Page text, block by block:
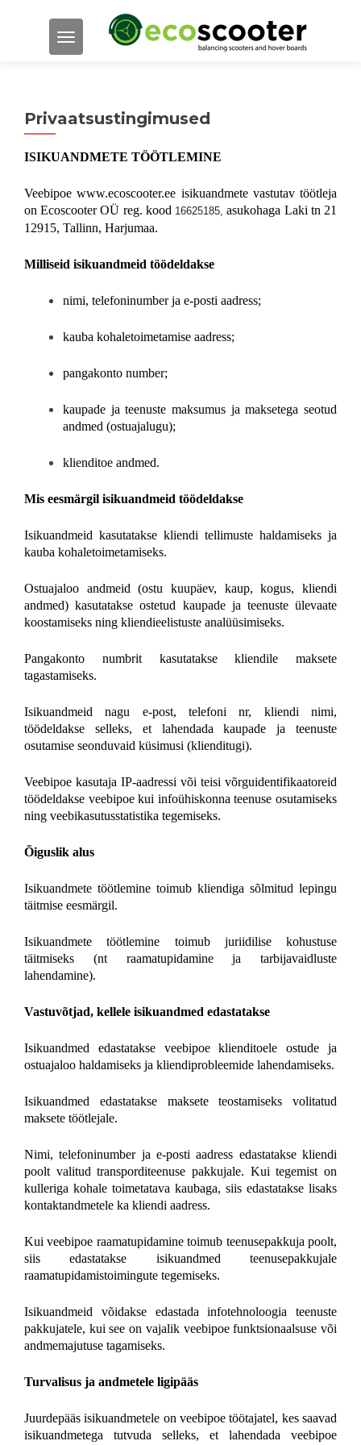
TOGGLE NAVIGATION
Privaatsustingimused
ISIKUANDMETE TÖÖTLEMINE
Veebipoe www.ecoscooter.ee isikuandmete vastutav töötleja
on Ecoscooter OÜ reg. kood 16625185,asukohaga Laki tn 21
12915, Tallinn, Harjumaa.
Milliseid isikuandmeid töödeldakse
nimi, telefoninumber ja e-posti aadress;
kauba kohaletoimetamise aadress;
pangakonto number;
kaupade ja teenuste maksumus ja maksetega seotud
andmed (ostuajalugu);
klienditoe andmed.
Mis eesmärgil isikuandmeid töödeldakse
Isikuandmeid kasutatakse kliendi tellimuste haldamiseks ja
kauba kohaletoimetamiseks.
Ostuajaloo andmeid (ostu kuupäev, kaup, kogus, kliendi
andmed) kasutatakse ostetud kaupade ja teenuste ülevaate
koostamiseks ning kliendieelistuste analüüsimiseks.
Pangakonto numbrit kasutatakse kliendile maksete
tagastamiseks.
Isikuandmeid nagu e-post, telefoni nr, kliendi nimi,
töödeldakse selleks, et lahendada kaupade ja teenuste
osutamise seonduvaid küsimusi (klienditugi).
Veebipoe kasutaja IP-aadressi või teisi võrguidentifikaatoreid
töödeldakse veebipoe kui infoühiskonna teenuse osutamiseks
ning veebikasutusstatistika tegemiseks.
Õiguslik alus
Isikuandmete töötlemine toimub kliendiga sõlmitud lepingu
täitmise eesmärgil.
Isikuandmete töötlemine toimub juriidilise kohustuse
täitmiseks (nt raamatupidamine ja tarbijavaidluste
lahendamine).
Vastuvõtjad, kellele isikuandmed edastatakse
Isikuandmed edastatakse veebipoe klienditoele ostude ja
ostuajaloo haldamiseks ja kliendiprobleemide lahendamiseks.
Isikuandmed edastatakse maksete teostamiseks volitatud
maksete töötlejale.
Nimi, telefoninumber ja e-posti aadress edastatakse kliendi
poolt valitud transporditeenuse pakkujale. Kui tegemist on
kulleriga kohale toimetatava kaubaga, siis edastatakse lisaks
kontaktandmetele ka kliendi aadress.
Kui veebipoe raamatupidamine toimub teenusepakkuja poolt,
siis edastatakse isikuandmed teenusepakkujale
raamatupidamistoimingute tegemiseks.
Isikuandmeid võidakse edastada infotehnoloogia teenuste
pakkujatele, kui see on vajalik veebipoe funktsionaalsuse või
andmemajutuse tagamiseks.
Turvalisus ja andmetele ligipääs
Juurdepääs isikuandmetele on veebipoe töötajatel, kes saavad
isikuandmetega tutvuda selleks, et lahendada veebipoe